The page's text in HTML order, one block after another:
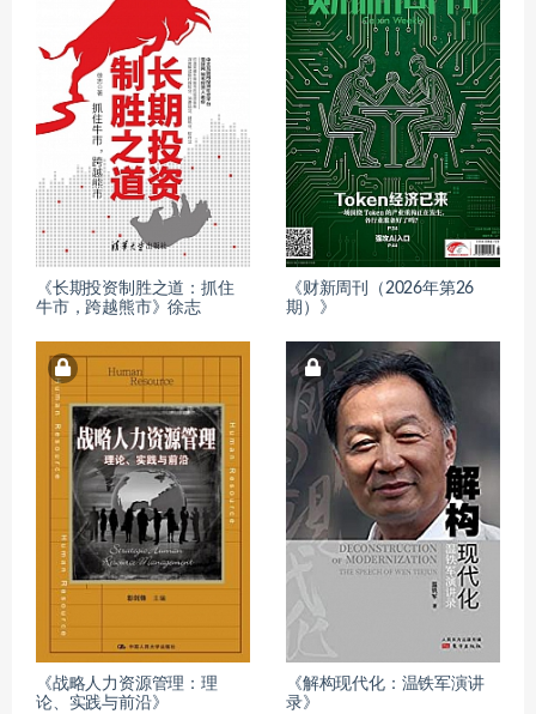
《长期投资制胜之道：抓住
牛市，跨越熊市》徐志
《财新周刊（2026年第26
期）》
《战略人力资源管理：理
论、实践与前沿》
《解构现代化：温铁军演讲
录》